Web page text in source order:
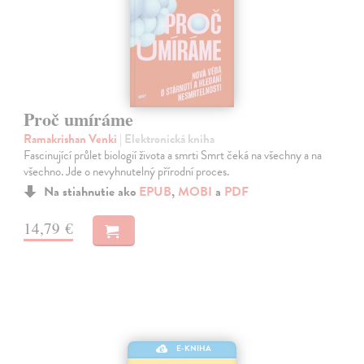
Proč umíráme
Ramakrishan Venki | Elektronická kniha
Fascinující průlet biologií života a smrti Smrt čeká na všechny a na
všechno. Jde o nevyhnutelný přírodní proces.
Na stiahnutie ako EPUB, MOBI a PDF
14,79 €
E-KNIHA